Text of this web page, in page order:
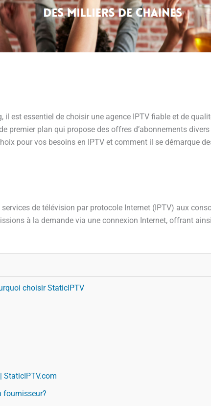
est essentiel de choisir une agence IPTV fiable et de
premier plan qui propose des offres d’abonnements
pour vos besoins en IPTV et comment il se démarque
de télévision par protocole Internet (IPTV) aux
à la demande via une connexion Internet, offrant
choisir StaticIPTV
StaticIPTV.com
fournisseur?